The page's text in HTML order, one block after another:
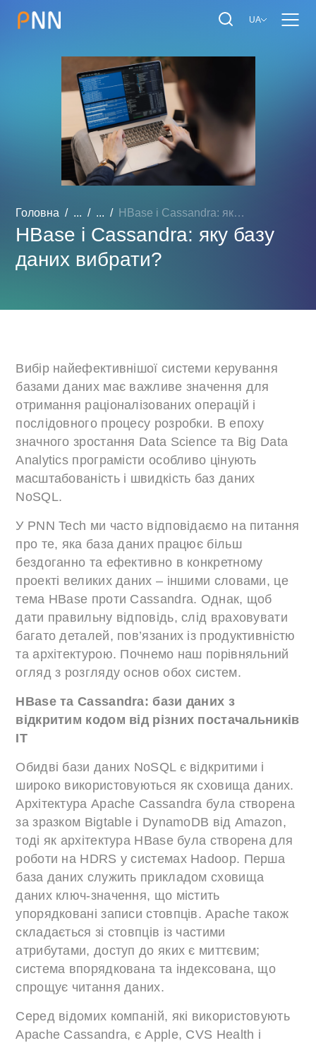
UA
Головна ... ... HBase і Cassandra: яку ба...
HBase і Cassandra: яку базу
даних вибрати?
Вибір найефективнішої системи керування
базами даних має важливе значення для
отримання раціоналізованих операцій і
послідовного процесу розробки. В епоху
значного зростання Data Science та Big Data
Analytics програмісти особливо цінують
масштабованість і швидкість баз даних
NoSQL.
У PNN Tech ми часто відповідаємо на питання
про те, яка база даних працює більш
бездоганно та ефективно в конкретному
проекті великих даних – іншими словами, це
тема HBase проти Cassandra. Однак, щоб
дати правильну відповідь, слід враховувати
багато деталей, пов’язаних із продуктивністю
та архітектурою. Почнемо наш порівняльний
огляд з розгляду основ обох систем.
HBase та Cassandra: бази даних з
відкритим кодом від різних постачальників
ІТ
Обидві бази даних NoSQL є відкритими і
широко використовуються як сховища даних.
Архітектура Apache Cassandra була створена
за зразком Bigtable і DynamoDB від Amazon,
тоді як архітектура HBase була створена для
роботи на HDRS у системах Hadoop. Перша
база даних служить прикладом сховища
даних ключ-значення, що містить
упорядковані записи стовпців. Apache також
складається зі стовпців із частими
атрибутами, доступ до яких є миттєвим;
система впорядкована та індексована, що
спрощує читання даних.
Серед відомих компаній, які використовують
Apache Cassandra, є Apple, CVS Health і